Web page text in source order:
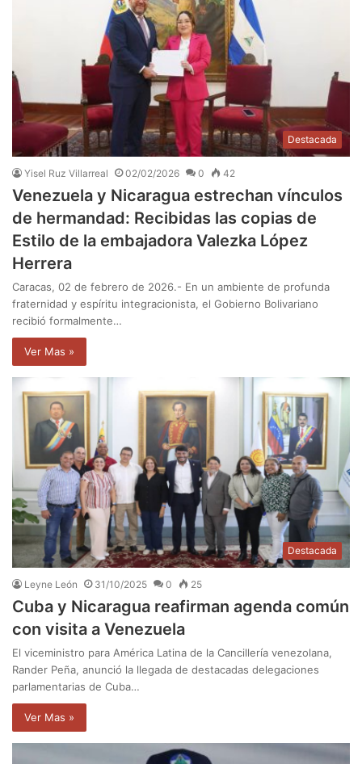
Destacada
Yisel Ruz Villarreal 02/02/2026 0 42
Venezuela y Nicaragua estrechan vínculos
de hermandad: Recibidas las copias de
Estilo de la embajadora Valezka López
Herrera
Caracas, 02 de febrero de 2026.- En un ambiente de profunda
fraternidad y espíritu integracionista, el Gobierno Bolivariano
recibió formalmente…
Ver Mas »
Destacada
Leyne León 31/10/2025 0 25
Cuba y Nicaragua reafirman agenda común
con visita a Venezuela
El viceministro para América Latina de la Cancillería venezolana,
Rander Peña, anunció la llegada de destacadas delegaciones
parlamentarias de Cuba…
Ver Mas »